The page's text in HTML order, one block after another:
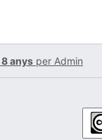
anys per Admin